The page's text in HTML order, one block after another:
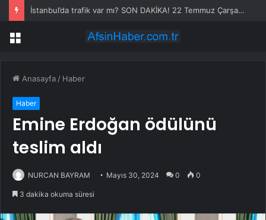
İstanbul’da trafik var mı? SON DAKİKA! 22 Temmuz Çarşamba hangi ilçelerde trafik var, hangi yollar kapalı?
Menü
Anasayfa / Haber
Haber
Emine Erdoğan ödülünü
teslim aldı
NURCAN BAYRAM Mayıs 30, 2024 0 0
3 dakika okuma süresi